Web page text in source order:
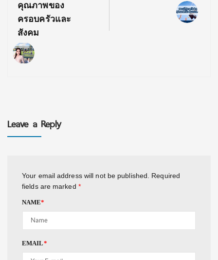
คุณภาพของ
ครอบครัวและ
สังคม
Leave a Reply
Your email address will not be published.
Required
fields are marked *
NAME*
EMAIL*